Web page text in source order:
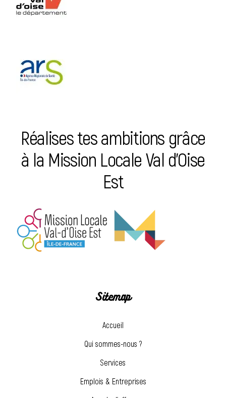
Réalises tes ambitions grâce
à la Mission Locale Val d’Oise
Est
Sitemap
Accueil
Qui sommes-nous ?
Services
Emplois & Entreprises